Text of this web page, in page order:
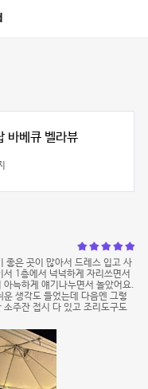
바베큐 벨라뷰
좋은 곳이 많아서 드레스 입고 사
1층에서 넉넉하게 자리쓰면서
늑하게 얘기나누면서 놀았어요.
생각도 들었는데 다음엔 그렇
주잔 접시 다 있고 조리도구도